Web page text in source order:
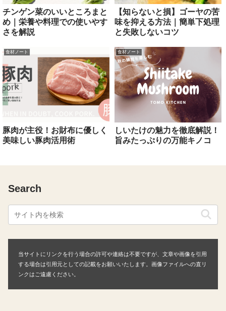
チンゲン菜のいいところまと
め｜栄養や料理での使いやす
さを解説
【知らないと損】ゴーヤの苦
味を抑える方法｜簡単下処理
と失敗しないコツ
食材ノート
豚肉が主役！お財布に優しく
美味しい豚肉活用術
食材ノート
しいたけの魅力を徹底解説！
旨みたっぷりの万能キノコ
Search
当サイトにリンクを行う場合の許可や連絡は不要ですが、文章や画像を引用
する場合は引用元としての記載をお願いいたします。画像ファイルへの直リ
ンクはご遠慮ください。